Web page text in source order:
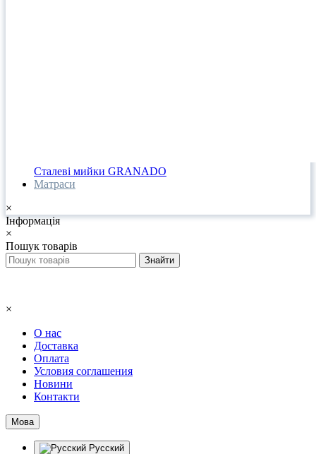
Сталеві мийки GRANADO
Матраси
×
Інформація
×
Пошук товарів
×
О нас
Доставка
Оплата
Условия соглашения
Новини
Контакти
Мова
Русский